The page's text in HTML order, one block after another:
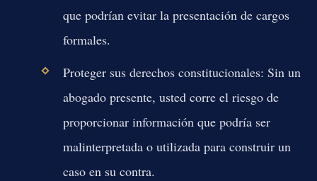
que podrían evitar la presentación de cargos
formales.
Proteger sus derechos constitucionales: Sin un
abogado presente, usted corre el riesgo de
proporcionar información que podría ser
malinterpretada o utilizada para construir un
caso en su contra.